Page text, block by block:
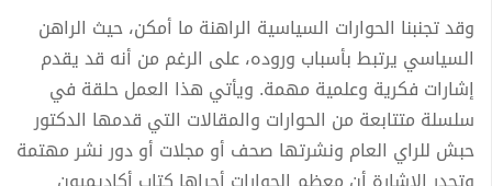
وقد تجنبنا الحوارات السياسية الراهنة ما أمكن، حيث الراهن
السياسي يرتبط بأسباب وروده، على الرغم من أنه قد يقدم
إشارات فكرية وعلمية مهمة. ويأتي هذا العمل حلقة في
سلسلة متتابعة من الحوارات والمقالات التي قدمها الدكتور
حبش للراي العام ونشرتها صحف أو مجلات أو دور نشر مهتمة